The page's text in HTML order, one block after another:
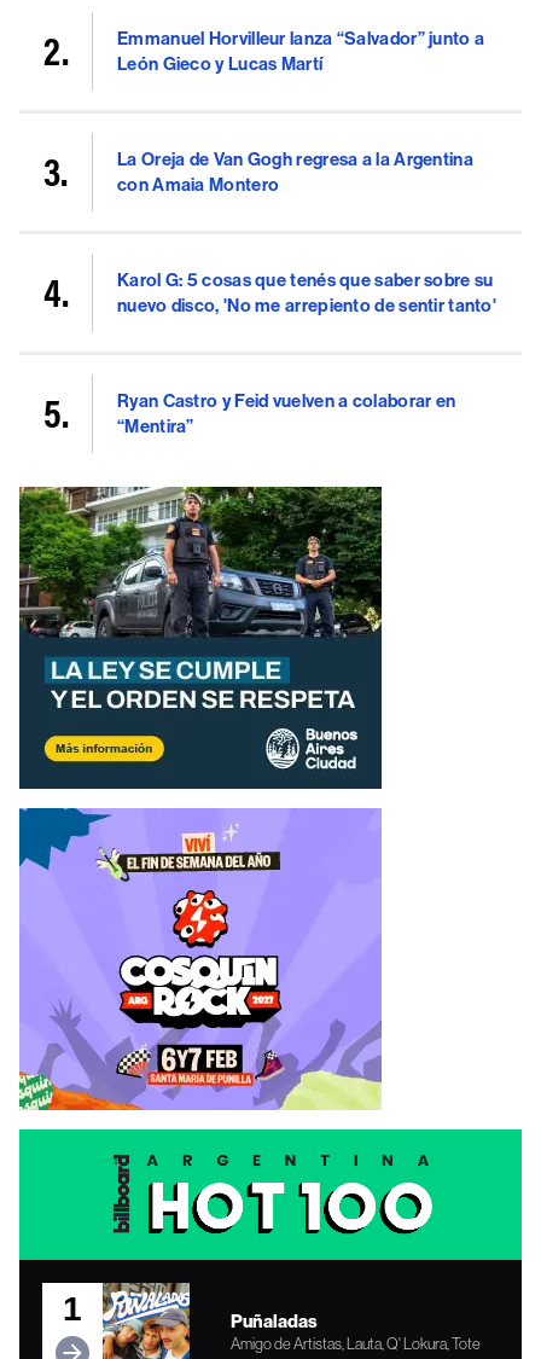
Emmanuel Horvilleur lanza “Salvador” junto a
León Gieco y Lucas Martí
La Oreja de Van Gogh regresa a la Argentina
con Amaia Montero
Karol G: 5 cosas que tenés que saber sobre su
nuevo disco, 'No me arrepiento de sentir tanto'
Ryan Castro y Feid vuelven a colaborar en
“Mentira”
1 Puñaladas
Amigo de Artistas, Lauta, Q' Lokura, Tote